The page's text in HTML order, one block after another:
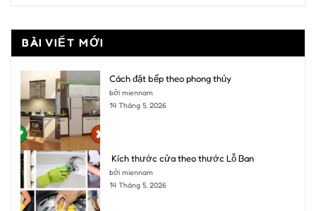
BÀI VIẾT MỚI
Cách đặt bếp theo phong thủy
bởi miennam
14 Tháng 5, 2026
Kích thước cửa theo thước Lỗ Ban
bởi miennam
14 Tháng 5, 2026